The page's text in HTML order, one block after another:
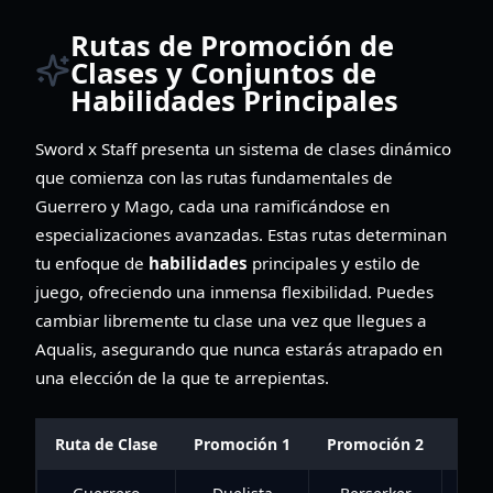
Rutas de Promoción de
Clases y Conjuntos de
Habilidades Principales
Sword x Staff presenta un sistema de clases dinámico
que comienza con las rutas fundamentales de
Guerrero y Mago, cada una ramificándose en
especializaciones avanzadas. Estas rutas determinan
tu enfoque de habilidades principales y estilo de
juego, ofreciendo una inmensa flexibilidad. Puedes
cambiar libremente tu clase una vez que llegues a
Aqualis, asegurando que nunca estarás atrapado en
una elección de la que te arrepientas.
Ruta de Clase Promoción 1 Promoción 2